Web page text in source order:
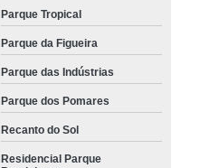
Parque Tropical
Parque da Figueira
Parque das Indústrias
Parque dos Pomares
Recanto do Sol
Residencial Parque